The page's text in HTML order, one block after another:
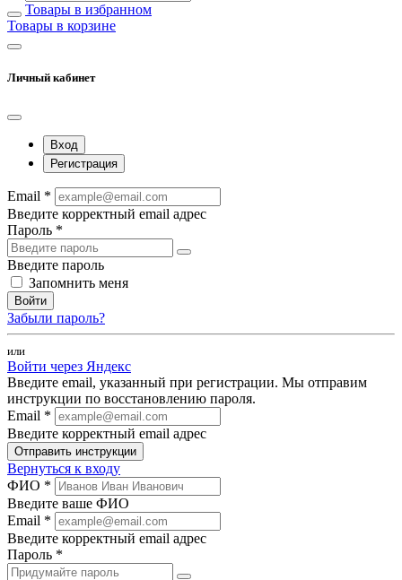
Товары в избранном
Товары в корзине
Личный кабинет
Вход
Регистрация
Email *
Введите корректный email адрес
Пароль *
Введите пароль
Запомнить меня
Войти
Забыли пароль?
или
Войти через Яндекс
Введите email, указанный при регистрации. Мы отправим
инструкции по восстановлению пароля.
Email *
Введите корректный email адрес
Отправить инструкции
Вернуться к входу
ФИО *
Введите ваше ФИО
Email *
Введите корректный email адрес
Пароль *